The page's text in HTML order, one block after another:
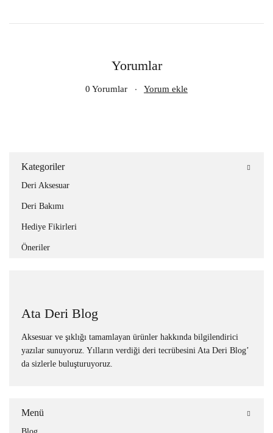
Yorumlar
0 Yorumlar Yorum ekle
Kategoriler
Deri Aksesuar
Deri Bakımı
Hediye Fikirleri
Öneriler
Ata Deri Blog
Aksesuar ve şıklığı tamamlayan ürünler hakkında bilgilendirici
yazılar sunuyoruz. Yılların verdiği deri tecrübesini Ata Deri Blog’
da sizlerle buluşturuyoruz.
Menü